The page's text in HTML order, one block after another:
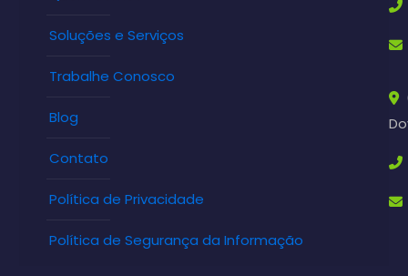
Soluções e Serviços
Trabalhe Conosco
Blog
Contato
Política de Privacidade
Política de Segurança da Informação